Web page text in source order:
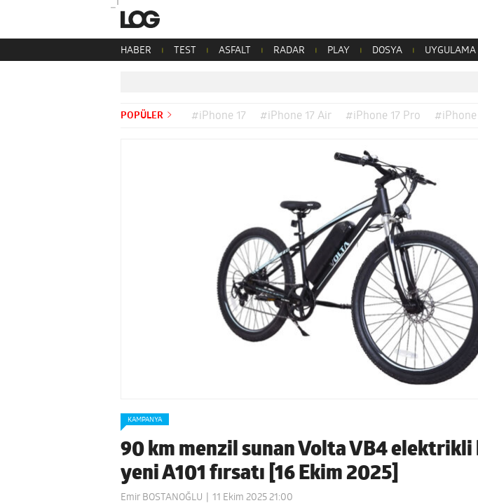
HABER TEST ASFALT RADAR PLAY DOSYA UYGULAMA
POPÜLER #iPhone 17 #iPhone 17 Air #iPhone 17 Pro #iPhone
KAMPANYA
90 km menzil sunan Volta VB4
yeni A101 fırsatı [16 Ekim 2025]
Emir BOSTANOĞLU 11 Ekim 2025 21:00